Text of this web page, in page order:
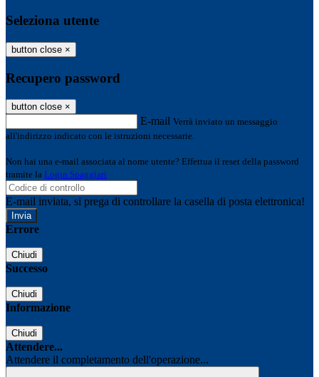
Seleziona utente
button close ×
Recupero password
button close ×
E-mail Verrà inviato un messaggio
all'indirizzo indicato con le istruzioni necessarie.
Non hai una e-mail associata al nome utente? Effettua il reset della password
tramite la Login Spaggiari
E-mail inviata, si prega di controllare la casella di posta elettronica!
Errore
Chiudi
Successo
Chiudi
Informazione
Chiudi
Attendere...
Attendere il completamento dell'operazione...